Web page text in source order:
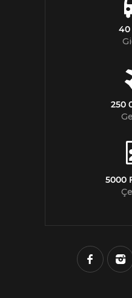
40
250
5000